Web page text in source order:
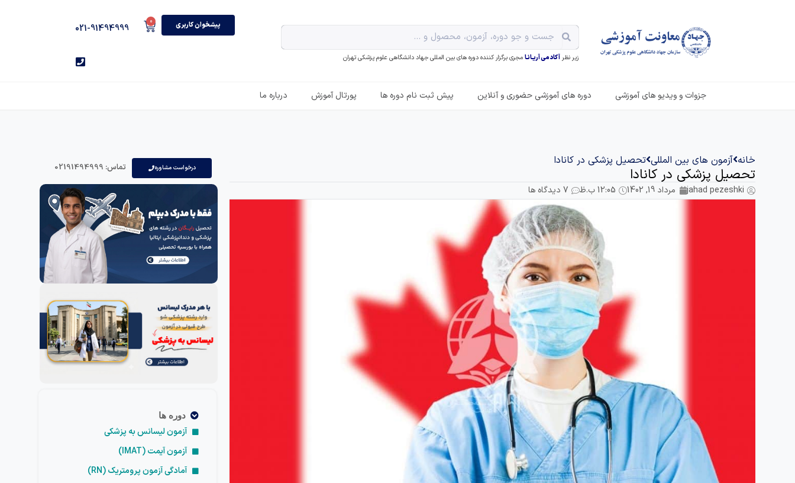
زیر نظر آکادمی آریـانـامجری برگزار کننده دوره های بین المللی جهاد دانشگاهی علوم پزشکی تهران
پیشخوان کاربری 0
021-91494999
جزوات و ویدیو های آموزشی دوره های آموزشی حضوری و آنلاین پیش ثبت نام دوره ها پورتال آموزش درباره ما
درخواست مشاوره تماس: 02191494999
دوره ها
آزمون لیسانس به پزشکی
آزمون آیمت (IMAT)
آمادگی آزمون پرومتریک (RN)
خانه آزمون های بین المللی تحصیل پزشکی در کانادا
تحصیل پزشکی در کانادا
jahad pezeshki مرداد 19, 1402 12:05 ب.ظ 7 دیدگاه ها